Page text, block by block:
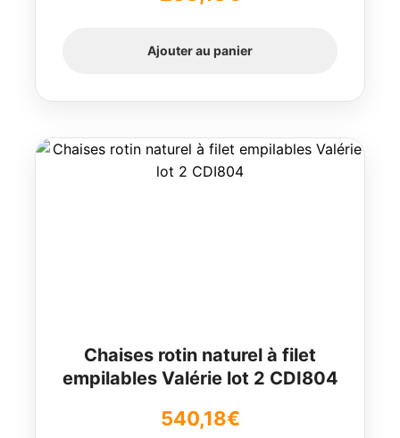
Ajouter au panier
Chaises rotin naturel à filet
empilables Valérie lot 2 CDI804
540,18€